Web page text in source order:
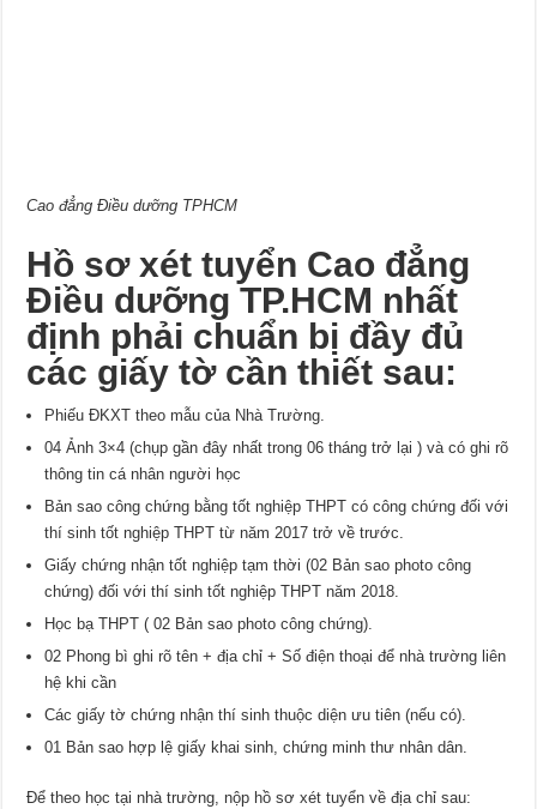
Cao đẳng Điều dưỡng TPHCM
Hồ sơ xét tuyển Cao đẳng
Điều dưỡng TP.HCM nhất
định phải chuẩn bị đầy đủ
các giấy tờ cần thiết sau:
Phiếu ĐKXT theo mẫu của Nhà Trường.
04 Ảnh 3×4 (chụp gần đây nhất trong 06 tháng trở lại ) và có ghi rõ
thông tin cá nhân người học
Bản sao công chứng bằng tốt nghiệp THPT có công chứng đối với
thí sinh tốt nghiệp THPT từ năm 2017 trở về trước.
Giấy chứng nhận tốt nghiệp tạm thời (02 Bản sao photo công
chứng) đối với thí sinh tốt nghiệp THPT năm 2018.
Học bạ THPT ( 02 Bản sao photo công chứng).
02 Phong bì ghi rõ tên + địa chỉ + Số điện thoại để nhà trường liên
hệ khi cần
Các giấy tờ chứng nhận thí sinh thuộc diện ưu tiên (nếu có).
01 Bản sao hợp lệ giấy khai sinh, chứng minh thư nhân dân.
Để theo học tại nhà trường, nộp hồ sơ xét tuyển về địa chỉ sau: